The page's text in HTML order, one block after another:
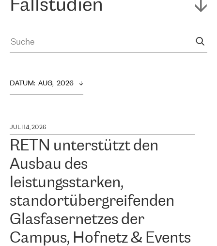
Fallstudien
DATUM: AUG,  2026
JULI 14, 2026
RETN unterstützt den
Ausbau des
leistungsstarken,
standortübergreifenden
Glasfasernetzes der
Campus, Hofnetz & Events